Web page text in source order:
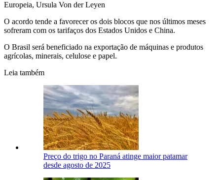
Europeia, Ursula Von der Leyen
O acordo tende a favorecer os dois blocos que nos últimos meses
sofreram com os tarifaços dos Estados Unidos e China.
O Brasil será beneficiado na exportação de máquinas e produtos
agrícolas, minerais, celulose e papel.
Leia também
Preço do trigo no Paraná atinge maior patamar
desde agosto de 2025